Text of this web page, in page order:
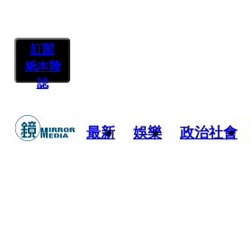
訂閱
紙本雜
誌
最新 娛樂 政治社會